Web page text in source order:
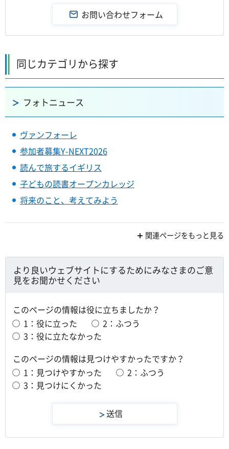
同じカテゴリから探す
フォトニュース
ヴァンフォーレ
参加者募集Y-NEXT2026
読んで旅するイギリス
子どもの読書オープンカレッジ
将来のこと、考えてみよう
関連ページをもっと見る
より良いウェブサイトにするためにみなさまのご意
見をお聞かせください
このページの情報は役に立ちましたか？
1：役に立った
2：ふつう
3：役に立たなかった
このページの情報は見つけやすかったですか？
1：見つけやすかった
2：ふつう
3：見つけにくかった